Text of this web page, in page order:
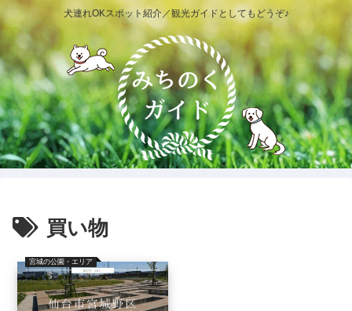
犬連れOKスポット紹介／観光ガイドとしてもどうぞ♪
買い物
宮城の公園・エリア